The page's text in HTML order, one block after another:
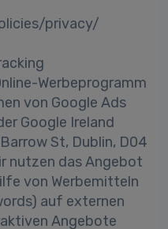
privacy/
Werbeprogramm
von Google Ads
Google Ireland
St, Dublin, D04
nutzen das Angebot
von Werbemitteln
auf externen
Angebote